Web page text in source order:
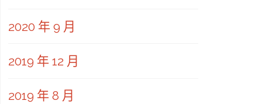
2020 年 9 月
2019 年 12 月
2019 年 8 月